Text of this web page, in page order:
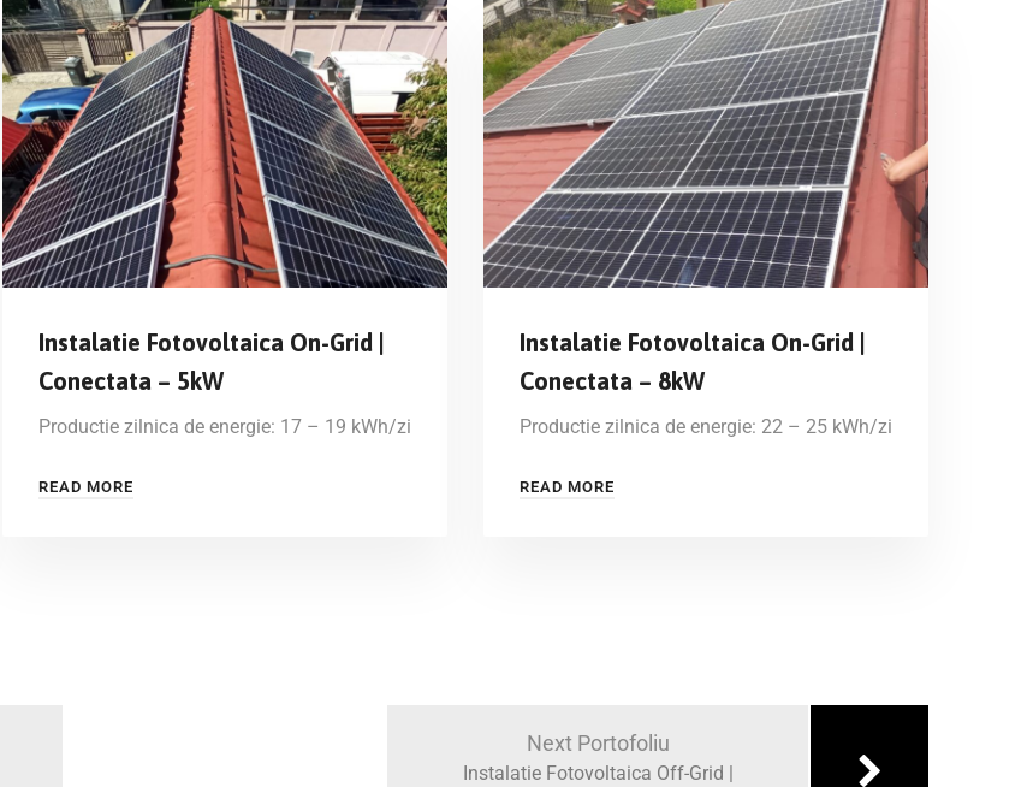
Instalatie Fotovoltaica On-Grid |
Conectata – 5kW
Productie zilnica de energie: 17 – 19 kWh/zi
READ MORE
Instalatie Fotovoltaica On-Grid |
Conectata – 8kW
Productie zilnica de energie: 22 – 25 kWh/zi
READ MORE
Next Portofoliu
Instalatie Fotovoltaica Off-Grid |